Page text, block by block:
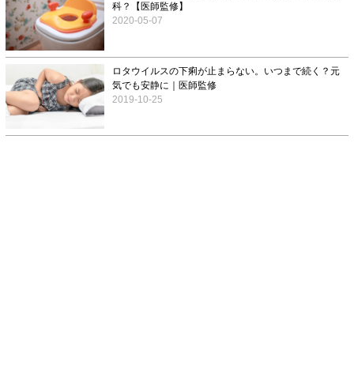
科？【医師監修】
2020-05-07
ロタウイルスの下痢が止まらない。いつまで続く？元
気でも安静に｜医師監修
2019-10-25